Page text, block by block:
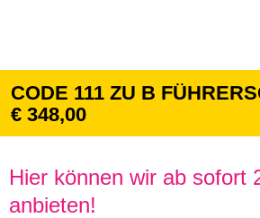
CODE 111 ZU B
€ 348,00
Hier können wir ab sofort
anbieten!